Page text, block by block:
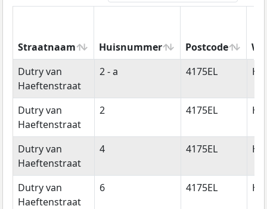
Straatnaam Huisnummer Postcode
Straatnaam
Huisnummer Postcode
Dutry van
Haeftenstraat
2 - a 4175EL
Dutry van
Haeftenstraat
2 4175EL
Dutry van
Haeftenstraat
4 4175EL
Dutry van
Haeftenstraat
6 4175EL